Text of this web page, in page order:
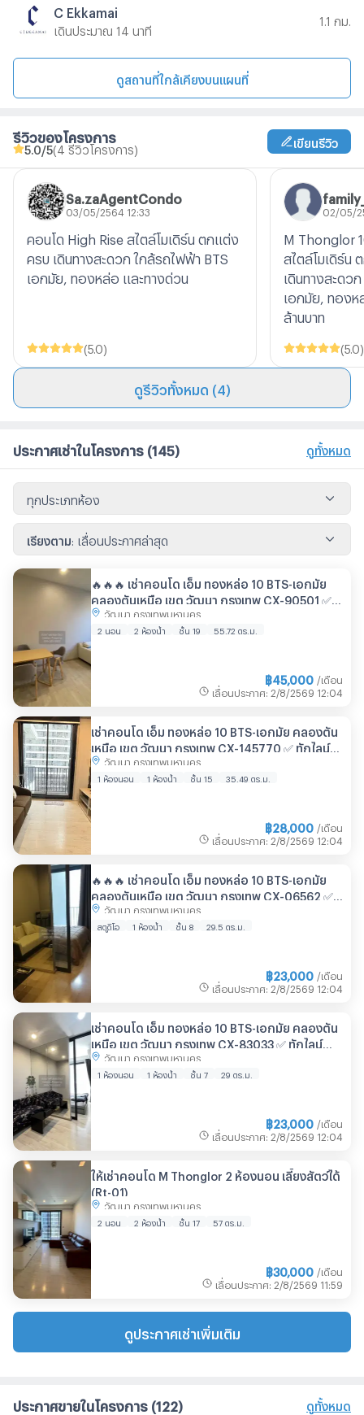
C Ekkamai
เดินประมาณ 14 นาที
1.1 กม.
ดูสถานที่ใกล้เคียงบนแผนที่
รีวิวของโครงการ
5.0 /5(4 รีวิวโครงการ)
เขียนรีวิว
Sa.zaAgentCondo
03/05/2564 12:33
คอนโด High Rise สไตล์โมเดิร์น ตกแต่ง
ครบ เดินทางสะดวก ใกล้รถไฟฟ้า BTS
เอกมัย, ทองหล่อ และทางด่วน
(5.0)
02/05/
M Thonglor
สไตล์โมเดิร์น
เดินทางสะดว
เอกมัย, ทองห
ล้านบาท
(5.0)
ดูรีวิวทั้งหมด (4)
ประกาศเช่าในโครงการ (145) ดูทั้งหมด
ทุกประเภทห้อง
เรียงตาม เลื่อนประกาศล่าสุด
🔥🔥🔥 เช่าคอนโด เอ็ม ทองหล่อ 10 BTS-เอกมัย
คลองตันเหนือ เขต วัฒนา กรุงเทพ CX-90501 ✅
ทักไลน์ @connexproperty ตอบทันที ทีมงานมือ
อาชีพ ✅ 🔥🔥🔥
วัฒนา กรุงเทพมหานคร
2 นอน 2 ห้องน้ำ ชั้น 19 55.72 ตร.ม.
฿45,000 /เดือน
เลื่อนประกาศ : 2/8/2569 12:04
เช่าคอนโด เอ็ม ทองหล่อ 10 BTS-เอกมัย คลองตัน
เหนือ เขต วัฒนา กรุงเทพ CX-145770 ✅ ทักไลน์
@connexproperty ตอบทันที ทีมงานมืออาชีพ ✅
วัฒนา กรุงเทพมหานคร
1 ห้องนอน 1 ห้องน้ำ ชั้น 15 35.49 ตร.ม.
฿28,000 /เดือน
เลื่อนประกาศ : 2/8/2569 12:04
🔥🔥🔥 เช่าคอนโด เอ็ม ทองหล่อ 10 BTS-เอกมัย
คลองตันเหนือ เขต วัฒนา กรุงเทพ CX-06562 ✅
ทักไลน์ @connexproperty ตอบทันที ทีมงานมือ
อาชีพ ✅ 🔥🔥🔥
วัฒนา กรุงเทพมหานคร
สตูดิโอ 1 ห้องน้ำ ชั้น 8 29.5 ตร.ม.
฿23,000 /เดือน
เลื่อนประกาศ : 2/8/2569 12:04
เช่าคอนโด เอ็ม ทองหล่อ 10 BTS-เอกมัย คลองตัน
เหนือ เขต วัฒนา กรุงเทพ CX-83033 ✅ ทักไลน์
@connexproperty ตอบทันที ทีมงานมืออาชีพ ✅
วัฒนา กรุงเทพมหานคร
1 ห้องนอน 1 ห้องน้ำ ชั้น 7 29 ตร.ม.
฿23,000 /เดือน
เลื่อนประกาศ : 2/8/2569 12:04
ให้เช่าคอนโด M Thonglor 2 ห้องนอน เลี้ยงสัตว์ได้
(Rt-01)
วัฒนา กรุงเทพมหานคร
2 นอน 2 ห้องน้ำ ชั้น 17 57 ตร.ม.
฿30,000 /เดือน
เลื่อนประกาศ : 2/8/2569 11:59
ดูประกาศเช่าเพิ่มเติม
ประกาศขายในโครงการ (122) ดูทั้งหมด